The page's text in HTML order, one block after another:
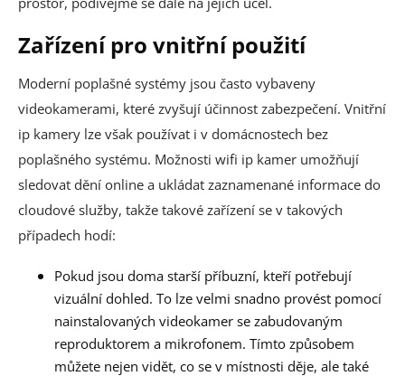
Zařízení pro vnitřní použití
Moderní poplašné systémy jsou často vybaveny
videokamerami, které zvyšují účinnost zabezpečení. Vnitřní
ip kamery lze však používat i v domácnostech bez
poplašného systému. Možnosti wifi ip kamer umožňují
sledovat dění online a ukládat zaznamenané informace do
cloudové služby, takže takové zařízení se v takových
případech hodí:
Pokud jsou doma starší příbuzní, kteří potřebují
vizuální dohled. To lze velmi snadno provést pomocí
nainstalovaných videokamer se zabudovaným
reproduktorem a mikrofonem. Tímto způsobem
můžete nejen vidět, co se v místnosti děje, ale také